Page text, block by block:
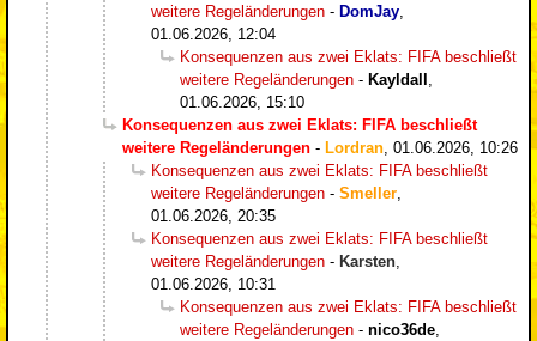
weitere Regeländerungen - DomJay,
01.06.2026, 12:04
Konsequenzen aus zwei Eklats: FIFA beschließt
weitere Regeländerungen - Kayldall ,
01.06.2026, 15:10
Konsequenzen aus zwei Eklats: FIFA beschließt
weitere Regeländerungen - Lordran, 01.06.2026, 10:26
Konsequenzen aus zwei Eklats: FIFA beschließt
weitere Regeländerungen - Smeller,
01.06.2026, 20:35
Konsequenzen aus zwei Eklats: FIFA beschließt
weitere Regeländerungen - Karsten,
01.06.2026, 10:31
Konsequenzen aus zwei Eklats: FIFA beschließt
weitere Regeländerungen - nico36de,